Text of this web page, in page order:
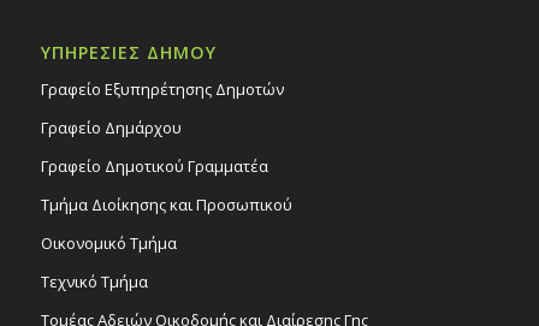
ΥΠΗΡΕΣΙΕΣ ΔΗΜΟΥ
Γραφείο Εξυπηρέτησης Δημοτών
Γραφείο Δημάρχου
Γραφείο Δημοτικού Γραμματέα
Τμήμα Διοίκησης και Προσωπικού
Οικονομικό Τμήμα
Τεχνικό Τμήμα
Τομέας Αδειών Οικοδομής και Διαίρεσης Γης